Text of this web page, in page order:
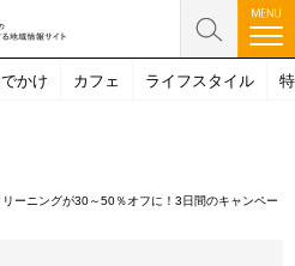
かけ カフェ ライフスタイル
リーニングが30～50％オフに！3日間のキャンペー